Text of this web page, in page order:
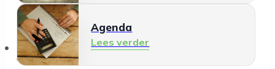
Agenda
Lees verder
Over ons